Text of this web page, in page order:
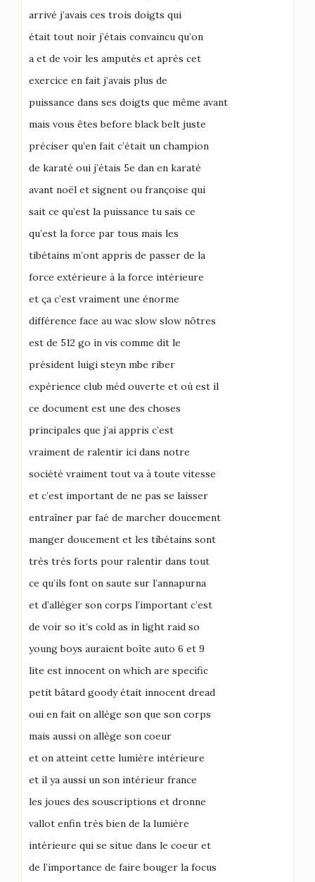
arrivé j’avais ces trois doigts qui
était tout noir j’étais convaincu qu’on
a et de voir les amputés et après cet
exercice en fait j’avais plus de
puissance dans ses doigts que même avant
mais vous êtes before black belt juste
préciser qu’en fait c’était un champion
de karaté oui j’étais 5e dan en karaté
avant noël et signent ou françoise qui
sait ce qu’est la puissance tu sais ce
qu’est la force par tous mais les
tibétains m’ont appris de passer de la
force extérieure à la force intérieure
et ça c’est vraiment une énorme
différence face au wac slow slow nôtres
est de 512 go in vis comme dit le
président luigi steyn mbe riber
expérience club méd ouverte et où est il
ce document est une des choses
principales que j’ai appris c’est
vraiment de ralentir ici dans notre
société vraiment tout va à toute vitesse
et c’est important de ne pas se laisser
entraîner par faé de marcher doucement
manger doucement et les tibétains sont
très très forts pour ralentir dans tout
ce qu’ils font on saute sur l’annapurna
et d’alléger son corps l’important c’est
de voir so it’s cold as in light raid so
young boys auraient boîte auto 6 et 9
lite est innocent on which are specific
petit bâtard goody était innocent dread
oui en fait on allège son que son corps
mais aussi on allège son coeur
et on atteint cette lumière intérieure
et il ya aussi un son intérieur france
les joues des souscriptions et dronne
vallot enfin très bien de la lumière
intérieure qui se situe dans le coeur et
de l’importance de faire bouger la focus